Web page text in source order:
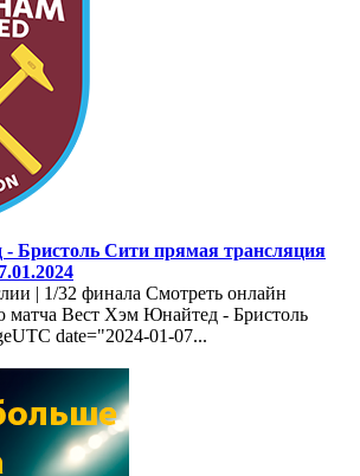
Бристоль Сити прямая трансляция
| 1/32 финала Смотреть онлайн
матча Вест Хэм Юнайтед - Бристоль
date="2024-01-07...